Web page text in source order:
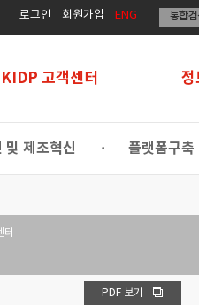
로그인 회원가입 ENG
KIDP 고객센터 정
및 제조혁신 • 플랫폼구축
터
PDF 보기